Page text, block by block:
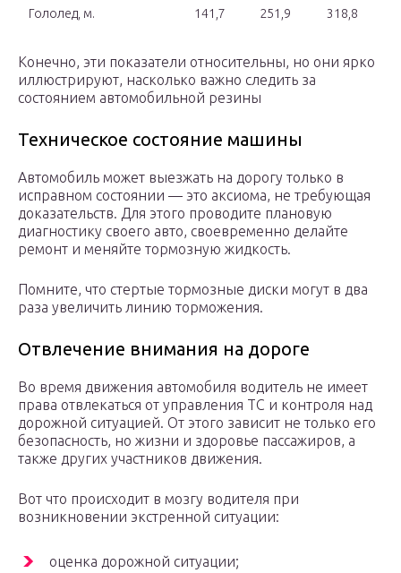
Гололед, м. 141,7 251,9 318,8
Конечно, эти показатели относительны, но они ярко
иллюстрируют, насколько важно следить за
состоянием автомобильной резины
Техническое состояние машины
Автомобиль может выезжать на дорогу только в
исправном состоянии — это аксиома, не требующая
доказательств. Для этого проводите плановую
диагностику своего авто, своевременно делайте
ремонт и меняйте тормозную жидкость.
Помните, что стертые тормозные диски могут в два
раза увеличить линию торможения.
Отвлечение внимания на дороге
Во время движения автомобиля водитель не имеет
права отвлекаться от управления ТС и контроля над
дорожной ситуацией. От этого зависит не только его
безопасность, но жизни и здоровье пассажиров, а
также других участников движения.
Вот что происходит в мозгу водителя при
возникновении экстренной ситуации:
оценка дорожной ситуации;